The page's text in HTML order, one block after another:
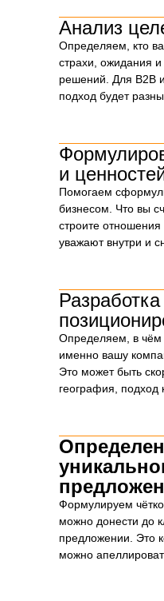
Анализ
Определяем, кто
страхи, ожидания и
решений. Для B2B
подход будет
и
Помогаем
бизнесом. Что вы
строите отношения
уважают внутри и
Разработка
Определяем, в чём
именно вашу
Это может быть
география, подход
Формулируем
можно донести до
предложении. Это
можно
занимает на рынке.
Мы часто видим, как компании
сайт или логотип, не
Результат — фирменный стиль
— очередной домик в логотипе,
— тексты в духе «мы строим
ляжет всё остальное: визуал,
коммерческое, речи на
отвечает на главные вопросы:
Зачем вообще существует
В чём ваше отличие от
Почему клиент должен
Какой у вас характер, стиль
чёткие ориентиры. Это
и помогает создавать нечто